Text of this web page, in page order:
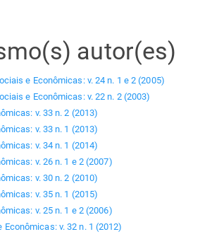
autor(es)
e Econômicas: v. 24 n. 1 e 2 (2005)
e Econômicas: v. 22 n. 2 (2003)
v. 33 n. 2 (2013)
v. 33 n. 1 (2013)
v. 34 n. 1 (2014)
v. 26 n. 1 e 2 (2007)
v. 30 n. 2 (2010)
v. 35 n. 1 (2015)
v. 25 n. 1 e 2 (2006)
v. 32 n. 1 (2012)